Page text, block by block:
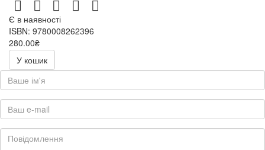
Є в наявності
ISBN: 9780008262396
280.00₴
400.00₴
У кошик